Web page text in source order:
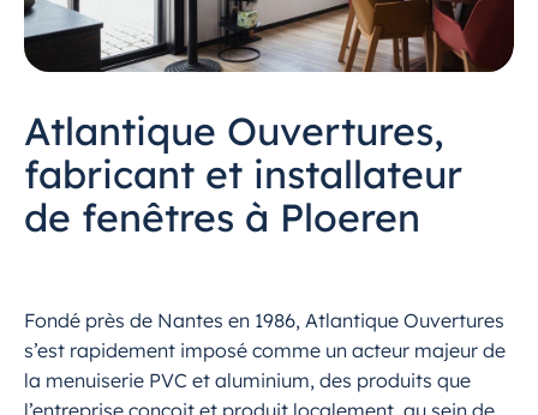
Atlantique Ouvertures,
fabricant et installateur
de fenêtres à Ploeren
Fondé près de Nantes en 1986, Atlantique Ouvertures
s’est rapidement imposé comme un acteur majeur de
la menuiserie PVC et aluminium, des produits que
l’entreprise conçoit et produit localement, au sein de